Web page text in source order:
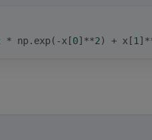
* np.exp(-x[0]**2) + x[1